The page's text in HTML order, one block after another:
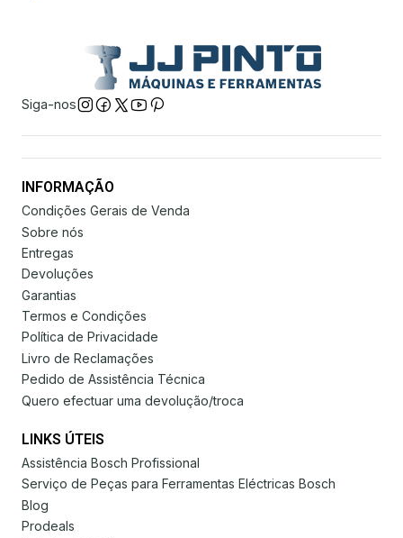
Siga-nos
INFORMAÇÃO
Condições Gerais de Venda
Sobre nós
Entregas
Devoluções
Garantias
Termos e Condições
Política de Privacidade
Livro de Reclamações
Pedido de Assistência Técnica
Quero efectuar uma devolução/troca
LINKS ÚTEIS
Assistência Bosch Profissional
Serviço de Peças para Ferramentas Eléctricas Bosch
Blog
Prodeals